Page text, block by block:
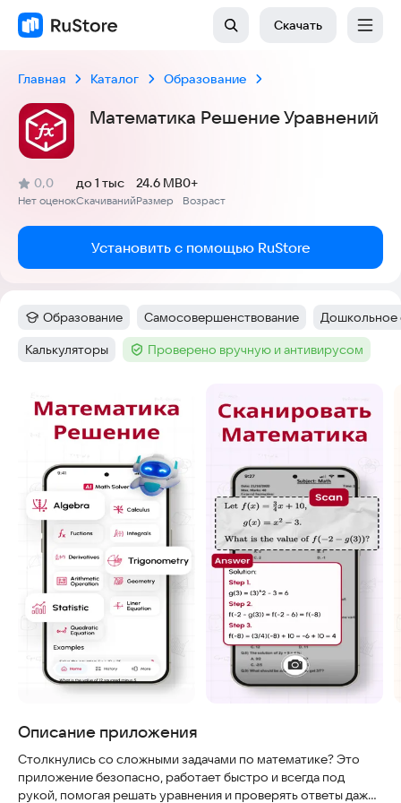
Скачать
Главная Каталог Образование
Математика Решение Уравнений
Рейтинг:
0,0
(
Нет оценок
)
Скачиваний
до 1 тыс
Размер
24.6 MB
Возраст
0+
Установить с помощью RuStore
Категория:
Образование Тег:
Самосовершенствование Тег:
Дошкольное
Тег:
Калькуляторы Тег :Проверено вручную и антивирусом
Скриншоты
Описание приложения
Столкнулись со сложными задачами по математике? Это
приложение безопасно, работает быстро и всегда под
рукой, помогая решать уравнения и проверять ответы даже